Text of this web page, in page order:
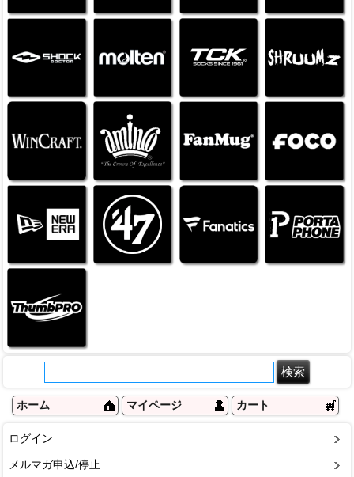
ホーム マイページ カート
ログイン
メルマガ申込/停止